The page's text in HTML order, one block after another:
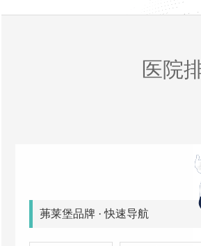
医院
茀莱堡品牌 · 快速导航